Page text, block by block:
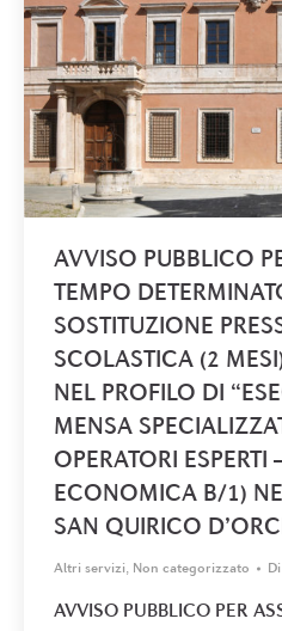
AVVISO PUBBLICO
TEMPO
SOSTITUZIONE
SCOLASTICA (2
NEL PROFILO DI
MENSA
OPERATORI ESPERTI
ECONOMICA B/1)
SAN QUIRICO
Altri servizi, Non categorizzato Di
AVVISO PUBBLICO PER